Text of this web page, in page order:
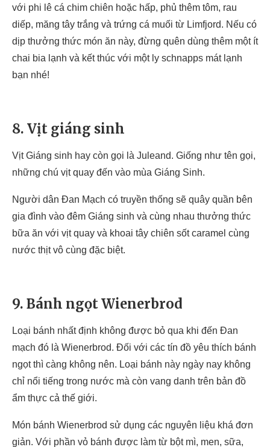
với phi lê cá chim chiên hoặc hấp, phủ thêm tôm, rau
diếp, măng tây trắng và trứng cá muối từ Limfjord. Nếu có
dịp thưởng thức món ăn này, đừng quên dùng thêm một ít
chai bia lạnh và kết thúc với một ly schnapps mát lạnh
bạn nhé!
8. Vịt giáng sinh
Vịt Giáng sinh hay còn gọi là Juleand. Giống như tên gọi,
những chú vịt quay đến vào mùa Giáng Sinh.
Người dân Đan Mạch có truyền thống sẽ quây quần bên
gia đình vào đêm Giáng sinh và cùng nhau thưởng thức
bữa ăn với vịt quay và khoai tây chiên sốt caramel cùng
nước thịt vô cùng đặc biệt.
9. Bánh ngọt Wienerbrod
Loại bánh nhất định không được bỏ qua khi đến Đan
mạch đó là Wienerbrod. Đối với các tín đồ yêu thích bánh
ngọt thì càng không nên. Loại bánh này ngày nay không
chỉ nổi tiếng trong nước mà còn vang danh trên bản đồ
ẩm thực cả thế giới.
Món bánh Wienerbrod sử dụng các nguyên liệu khá đơn
giản. Với phần vỏ bánh được làm từ bột mì, men, sữa,